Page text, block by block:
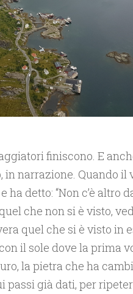
finiscono. E
narrazione. Quando il
detto: “Non c’è altro
che non si è visto,
quel che si è visto in
il sole dove la prima
la pietra che ha
passi già dati, per